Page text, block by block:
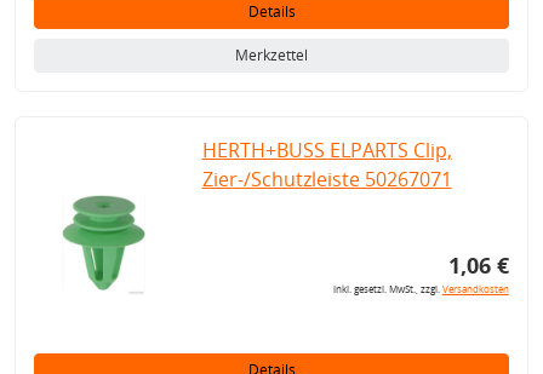
Details
Merkzettel
HERTH+BUSS ELPARTS Clip,
Zier-/Schutzleiste 50267071
1,06 €
inkl. gesetzl. MwSt., zzgl.Versandkosten